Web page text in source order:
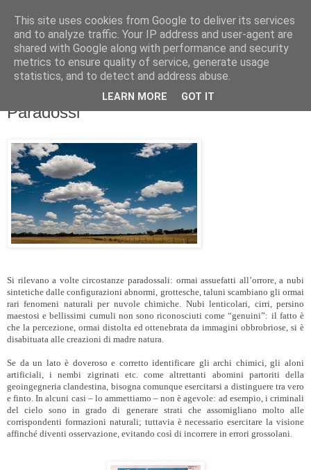
domenica 4 dicembre 2016
Paradossi
Si rilevano a volte circostanze paradossali: ormai assuefatti all’orrore, a nubi
sintetiche dalle configurazioni abnormi, grottesche, taluni scambiano gli ormai
rari fenomeni naturali per nuvole chimiche. Nubi lenticolari, cirri, persino
maestosi e bellissimi cumuli non sono riconosciuti come “genuini”: il fatto è
che la percezione, ormai distolta ed ottenebrata da immagini obbrobriose, si è
disabituata alle creazioni di madre natura.
Se da un lato è doveroso e corretto identificare gli archi chimici, gli aloni
artificiali, i nembi zigrinati etc. come altrettanti abomini partoriti della
geoingegneria clandestina, bisogna comunque esercitarsi a distinguere tra vero
e finto. In alcuni casi – lo ammettiamo – non è agevole: ad esempio, i criminali
del cielo sono in grado di generare strati che assomigliano molto alle
corrispondenti formazioni naturali; tuttavia è necessario esercitare la visione
affinché diventi osservazione, evitando così di incorrere in errori grossolani.
This site uses cookies from Google to deliver its services
and to analyze traffic. Your IP address and user-agent are
shared with Google along with performance and security
metrics to ensure quality of service, generate usage
statistics, and to detect and address abuse.
LEARN MORE GOT IT